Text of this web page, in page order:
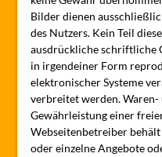
Bilder dienen
des Nutzers. Kein Teil
ausdrückliche schriftliche
in irgendeiner Form
elektronischer Systeme
verbreitet werden.
Gewährleistung einer
Webseitenbetreiber behält
oder einzelne Angebote